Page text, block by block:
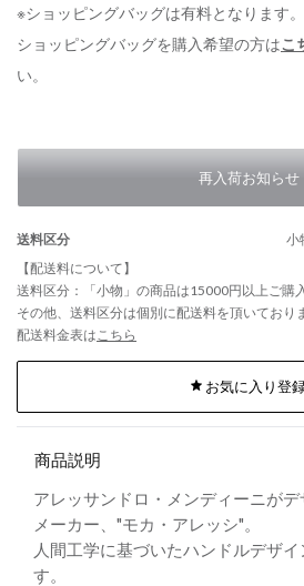
※ショッピングバッグは有料となります。
ショッピングバッグを購入希望の方はこ
い。
再入荷お知らせ
送料区分
小
【配送料について】
送料区分：「小物」の商品は15000円以上ご購
その他、送料区分は個別に配送料を頂いており
配送料金表はこちら
お気に入り登
商品説明
アレッサンドロ・メンディーニが
メーカー、"モカ・アレッシ"。
人間工学に基づいたハンドルデザ
す。